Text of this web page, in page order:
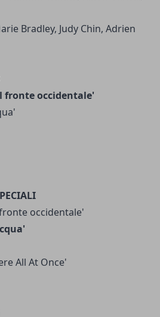
Bradley, Judy Chin, Adrien
fronte occidentale'
occidentale'
All At Once'